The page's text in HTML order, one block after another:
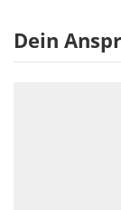
Dein